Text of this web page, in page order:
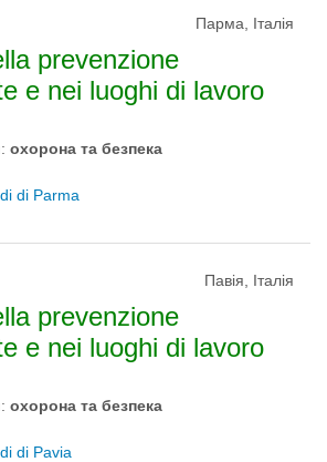
Парма, Італія
prevenzione
e nei luoghi di lavoro
охорона та безпека
di Parma
Павія, Італія
prevenzione
e nei luoghi di lavoro
охорона та безпека
di Pavia